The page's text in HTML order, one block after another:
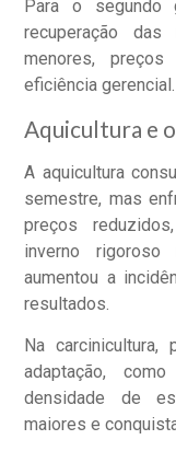
Para o segundo
recuperação
menores,
eficiência gerencial.
Aquicultura e
A aquicultura
semestre, mas
preços
inverno
aumentou a
resultados.
Na carcinicultura,
adaptação,
densidade de
maiores e